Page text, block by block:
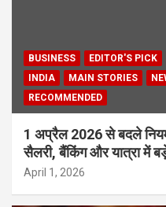
BUSINESS EDITOR'S PICK
INDIA
MAIN STORIES
RECOMMENDED
1 अप्रैल 2026 से बदले
सैलरी, बैंकिंग और यात्रा में
April 1, 2026